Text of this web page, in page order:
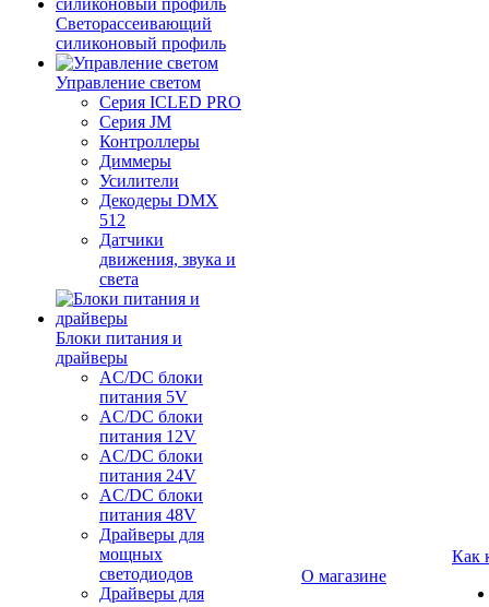
Светорассеивающий
силиконовый профиль
Управление светом
Серия ICLED PRO
Серия JM
Контроллеры
Диммеры
Усилители
Декодеры DMX
512
Датчики
движения, звука и
света
Блоки питания и
драйверы
AC/DC блоки
питания 5V
AC/DC блоки
питания 12V
AC/DC блоки
питания 24V
AC/DC блоки
питания 48V
Драйверы для
мощных
светодиодов
Драйверы для
О магазине
Как